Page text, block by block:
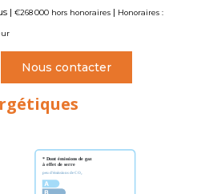
| €268 000 hors honoraires | Honoraires :
Nous contacter